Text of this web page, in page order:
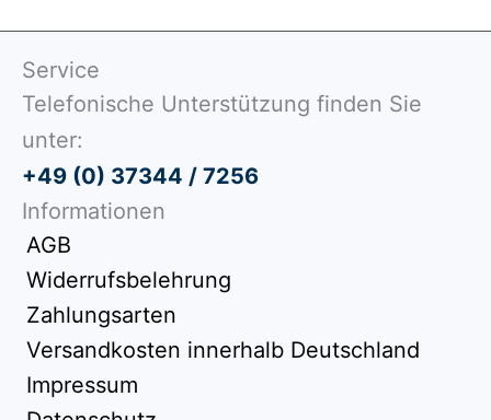
Service
Telefonische Unterstützung finden Sie
unter:
+49 (0) 37344 / 7256
Informationen
AGB
Widerrufsbelehrung
Zahlungsarten
Versandkosten innerhalb Deutschland
Impressum